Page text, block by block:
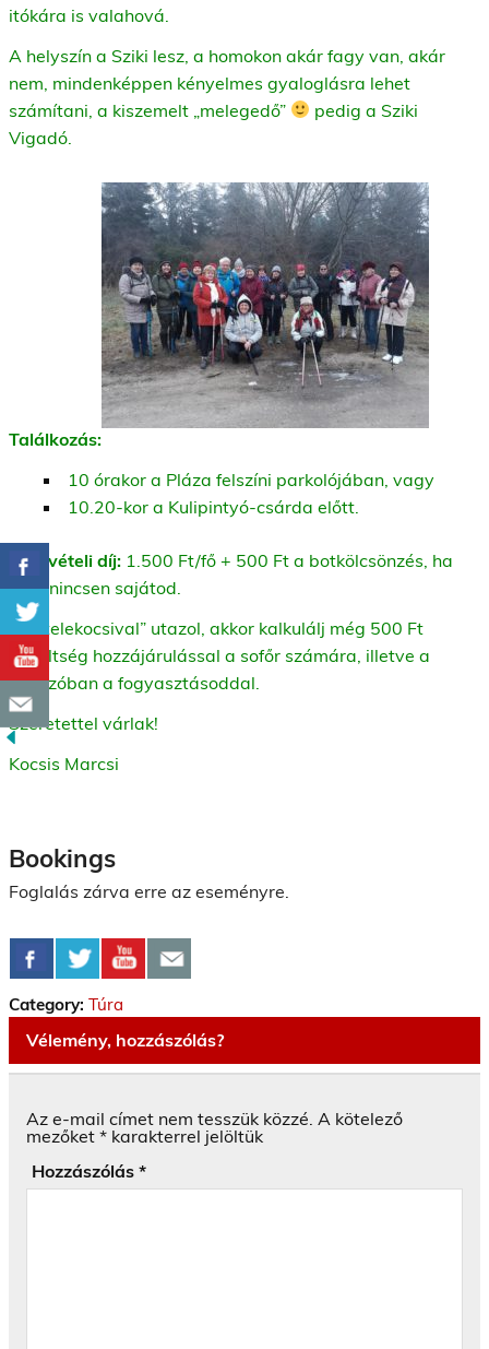
itókára is valahová.
A helyszín a Sziki lesz, a homokon akár fagy van, akár
nem, mindenképpen kényelmes gyaloglásra lehet
számítani, a kiszemelt „melegedő”
pedig a Sziki
Vigadó.
Találkozás:
10 órakor a Pláza felszíni parkolójában, vagy
10.20-kor a Kulipintyó-csárda előtt.
Részvételi díj: 1.500 Ft/fő + 500 Ft a botkölcsönzés, ha
még nincsen sajátod.
Ha “telekocsival” utazol, akkor kalkulálj még 500 Ft
útiköltség hozzájárulással a sofőr számára, illetve a
kávézóban a fogyasztásoddal.
Szeretettel várlak!
Kocsis Marcsi
Bookings
Foglalás zárva erre az eseményre.
Category: Túra
Vélemény, hozzászólás?
Az e-mail címet nem tesszük közzé. A kötelező
mezőket * karakterrel jelöltük
Hozzászólás *